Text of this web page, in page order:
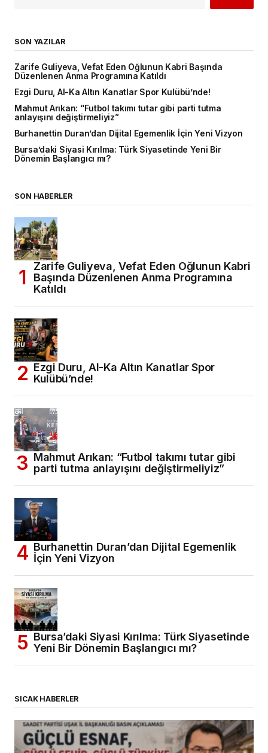
SON YAZILAR
Zarife Guliyeva, Vefat Eden Oğlunun Kabri Başında
Düzenlenen Anma Programına Katıldı
Ezgi Duru, Al-Ka Altın Kanatlar Spor Kulübü’nde!
Mahmut Arıkan: “Futbol takımı tutar gibi parti tutma
anlayışını değiştirmeliyiz”
Burhanettin Duran’dan Dijital Egemenlik İçin Yeni Vizyon
Bursa’daki Siyasi Kırılma: Türk Siyasetinde Yeni Bir
Dönemin Başlangıcı mı?
SON HABERLER
Zarife Guliyeva, Vefat Eden Oğlunun Kabri
Başında Düzenlenen Anma Programına
Katıldı
Ezgi Duru, Al-Ka Altın Kanatlar Spor
Kulübü’nde!
Mahmut Arıkan: “Futbol takımı tutar gibi
parti tutma anlayışını değiştirmeliyiz”
Burhanettin Duran’dan Dijital Egemenlik
İçin Yeni Vizyon
Bursa’daki Siyasi Kırılma: Türk Siyasetinde
Yeni Bir Dönemin Başlangıcı mı?
SICAK HABERLER